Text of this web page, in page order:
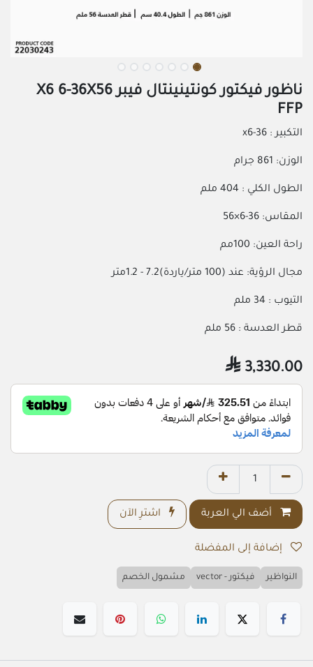
ناظور فيكتور كونتينينتال فيبر X6 6-36X56
FFP
التكبير : x6-36
الوزن: 861 جرام
الطول الكلي : 404 ملم
المقاس: 36-6×56
راحة العين: 100مم
مجال الرؤية: عند (100 متر/ياردة)7.2 - 1.2متر
التيوب : 34 ملم
قطر العدسة : 56 ملم
3,330.00

أضف الي العربة اشترِ الآن
النواظير فيكتور - vector مشمول الخصم